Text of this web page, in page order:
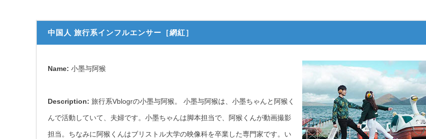
中国人 旅行系インフルエンサー［網紅］
Name: 小墨与阿猴
Description: 旅行系Vblogrの小墨与阿猴。 小墨与阿猴は、小墨ちゃんと阿猴く
んで活動していて、夫婦です。小墨ちゃんは脚本担当で、阿猴くんが動画撮影
担当。ちなみに阿猴くんはブリストル大学の映像科を卒業した専門家です。い